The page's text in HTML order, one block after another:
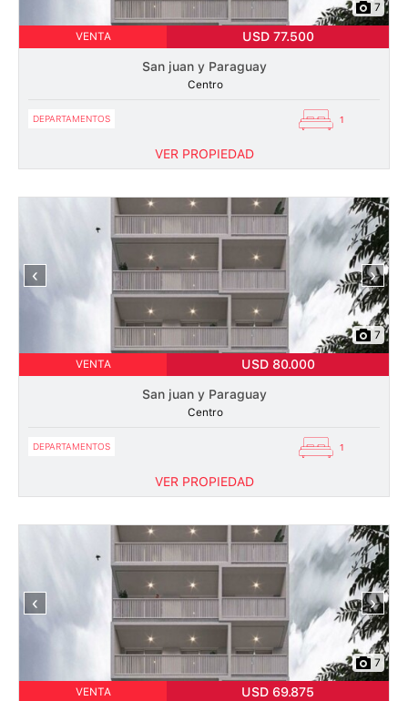
7
VENTA USD 77.500
San juan y Paraguay
Centro
DEPARTAMENTOS 1
VER PROPIEDAD
‹ ›
7
VENTA USD 80.000
San juan y Paraguay
Centro
DEPARTAMENTOS 1
VER PROPIEDAD
‹ ›
7
VENTA USD 69.875